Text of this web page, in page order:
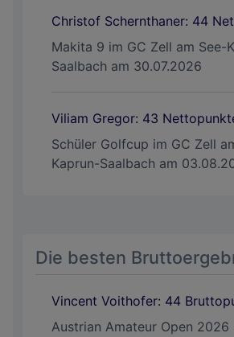
Christof Schernthaner: 44
Makita 9 im GC Zell am See-
Saalbach am 30.07.2026
Viliam Gregor: 43
Schüler Golfcup im GC Zell
Kaprun-Saalbach am
Die besten
Vincent Voithofer: 44
Austrian Amateur Open 2026